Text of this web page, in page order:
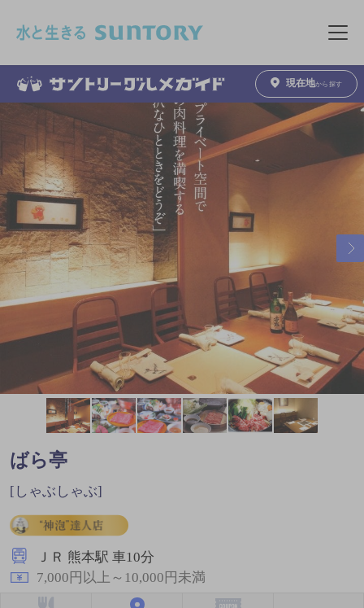
メニュ
現在地から探す
ばら亭
[しゃぶしゃぶ]
ＪＲ 熊本駅 車10分
7,000円以上～10,000円未満